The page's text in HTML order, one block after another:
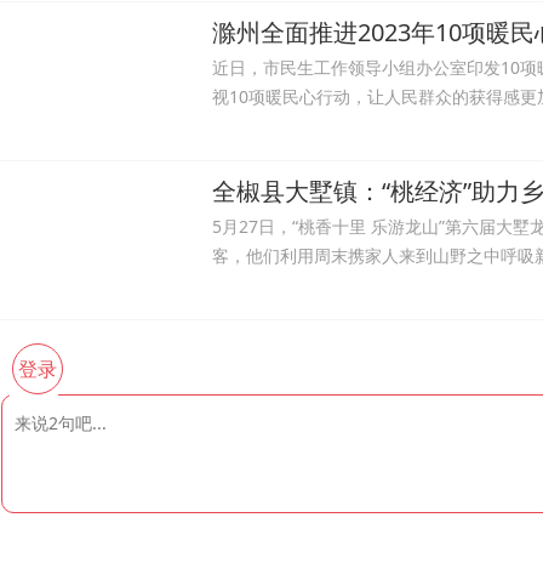
滁州全面推进2023年10项暖民
近日，市民生工作领导小组办公室印发10
视10项暖民心行动，让人民群众的获得感
全椒县大墅镇：“桃经济”助力
5月27日，“桃香十里 乐游龙山”第六届大
客，他们利用周末携家人来到山野之中呼
登录